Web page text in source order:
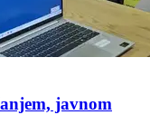
javnom